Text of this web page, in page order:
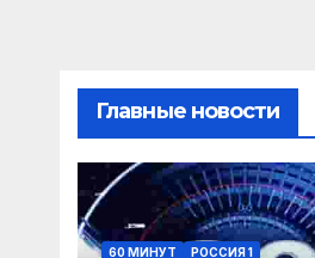
Главные новости
60 МИНУТ РОССИЯ 1